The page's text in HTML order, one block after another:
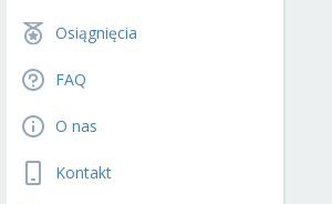
Osiągnięcia
FAQ
O nas
Kontakt